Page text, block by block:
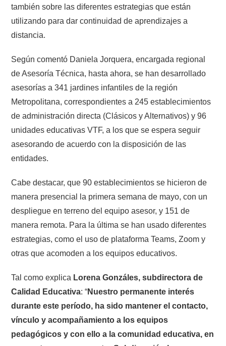
también sobre las diferentes estrategias que están
utilizando para dar continuidad de aprendizajes a
distancia.
Según comentó Daniela Jorquera, encargada regional
de Asesoría Técnica, hasta ahora, se han desarrollado
asesorías a 341 jardines infantiles de la región
Metropolitana, correspondientes a 245 establecimientos
de administración directa (Clásicos y Alternativos) y 96
unidades educativas VTF, a los que se espera seguir
asesorando de acuerdo con la disposición de las
entidades.
Cabe destacar, que 90 establecimientos se hicieron de
manera presencial la primera semana de mayo, con un
despliegue en terreno del equipo asesor, y 151 de
manera remota. Para la última se han usado diferentes
estrategias, como el uso de plataforma Teams, Zoom y
otras que acomoden a los equipos educativos.
Tal como explica Lorena Gonzáles, subdirectora de
Calidad Educativa: “Nuestro permanente interés
durante este período, ha sido mantener el contacto,
vínculo y acompañamiento a los equipos
pedagógicos y con ello a la comunidad educativa, en